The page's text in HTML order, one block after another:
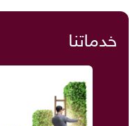
خدماتنا